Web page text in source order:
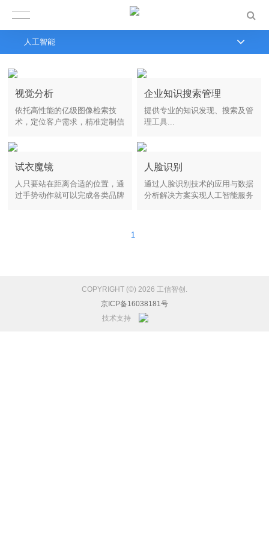
视觉分析
依托高性能的亿级图像检索技
术，定位客户需求，精准定制信
企业知识搜索管理
提供专业的知识发现、搜索及管
理工具...
试衣魔镜
人只要站在距离合适的位置，通
过手势动作就可以完成各类品牌
人脸识别
通过人脸识别技术的应用与数据
分析解决方案实现人工智能服务
1
COPYRIGHT (©) 2026 工信智创.
京ICP备16038181号
技术支持
人工智能